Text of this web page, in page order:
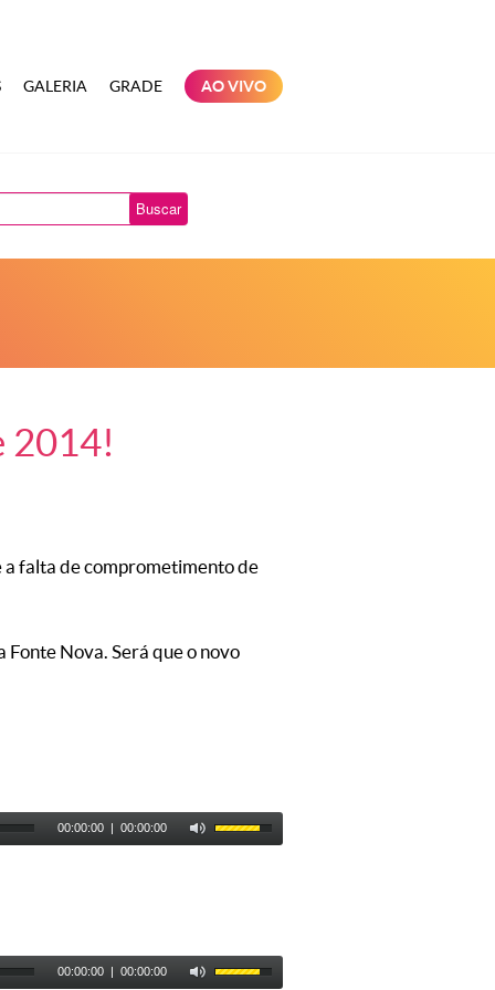
GALERIA GRADE AO VIVO
Buscar
2014!
a falta de comprometimento de
Nova. Será que o novo
00:00:00 | 00:00:00
00:00:00 | 00:00:00